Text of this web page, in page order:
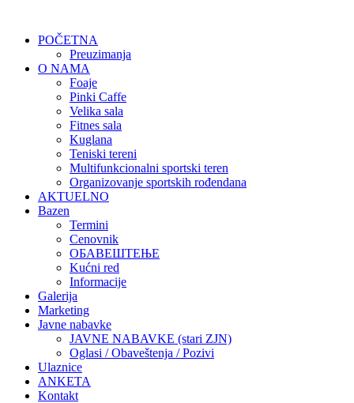
POČETNA
Preuzimanja
O NAMA
Foaje
Pinki Caffe
Velika sala
Fitnes sala
Kuglana
Teniski tereni
Multifunkcionalni sportski teren
Organizovanje sportskih rođendana
AKTUELNO
Bazen
Termini
Cenovnik
ОБАВЕШТЕЊЕ
Kućni red
Informacije
Galerija
Marketing
Javne nabavke
JAVNE NABAVKE (stari ZJN)
Oglasi / Obaveštenja / Pozivi
Ulaznice
ANKETA
Kontakt